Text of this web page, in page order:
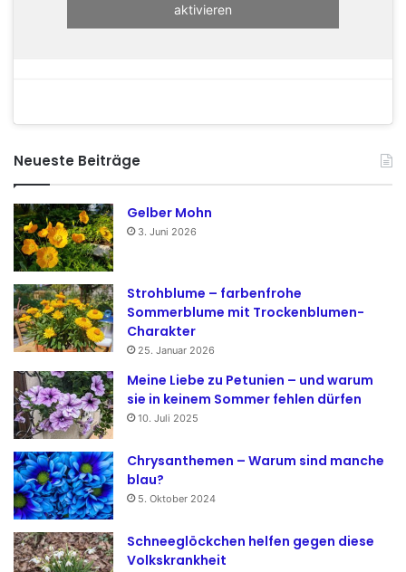
aktivieren
Neueste Beiträge
Gelber Mohn
3. Juni 2026
Strohblume – farbenfrohe
Sommerblume mit Trockenblumen-
Charakter
25. Januar 2026
Meine Liebe zu Petunien – und warum
sie in keinem Sommer fehlen dürfen
10. Juli 2025
Chrysanthemen – Warum sind manche
blau?
5. Oktober 2024
Schneeglöckchen helfen gegen diese
Volkskrankheit